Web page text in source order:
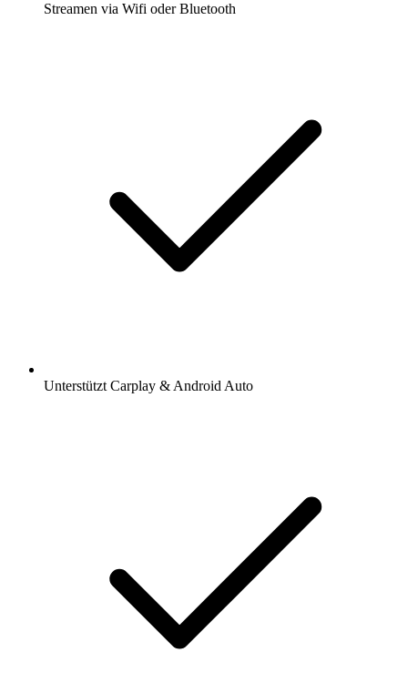
Streamen via Wifi oder Bluetooth
Unterstützt Carplay & Android Auto